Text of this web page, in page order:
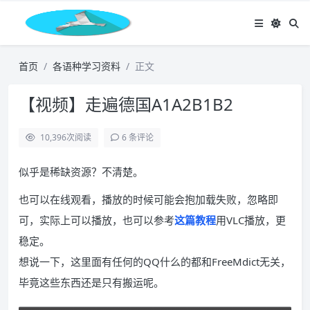
首页 各语种学习资料 正文
【视频】走遍德国A1A2B1B2
10,396次阅读 6 条评论
似乎是稀缺资源？不清楚。
也可以在线观看，播放的时候可能会抱加载失败，忽略即
可，实际上可以播放，也可以参考这篇教程用VLC播放，更
稳定。
想说一下，这里面有任何的QQ什么的都和FreeMdict无关，
毕竟这些东西还是只有搬运呢。